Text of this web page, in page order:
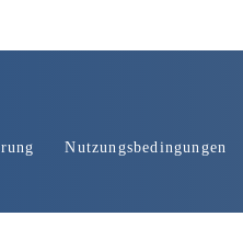
Nutzungsbedingungen